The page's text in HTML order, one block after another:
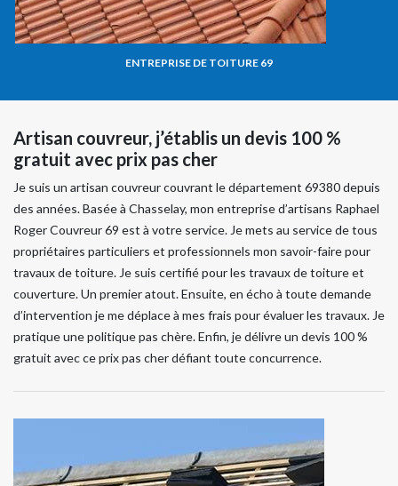
ENTREPRISE DE TOITURE 69
Artisan couvreur, j’établis un devis 100 %
gratuit avec prix pas cher
Je suis un artisan couvreur couvrant le département 69380 depuis
des années. Basée à Chasselay, mon entreprise d’artisans Raphael
Roger Couvreur 69 est à votre service. Je mets au service de tous
propriétaires particuliers et professionnels mon savoir-faire pour
travaux de toiture. Je suis certifié pour les travaux de toiture et
couverture. Un premier atout. Ensuite, en écho à toute demande
d’intervention je me déplace à mes frais pour évaluer les travaux. Je
pratique une politique pas chère. Enfin, je délivre un devis 100 %
gratuit avec ce prix pas cher défiant toute concurrence.